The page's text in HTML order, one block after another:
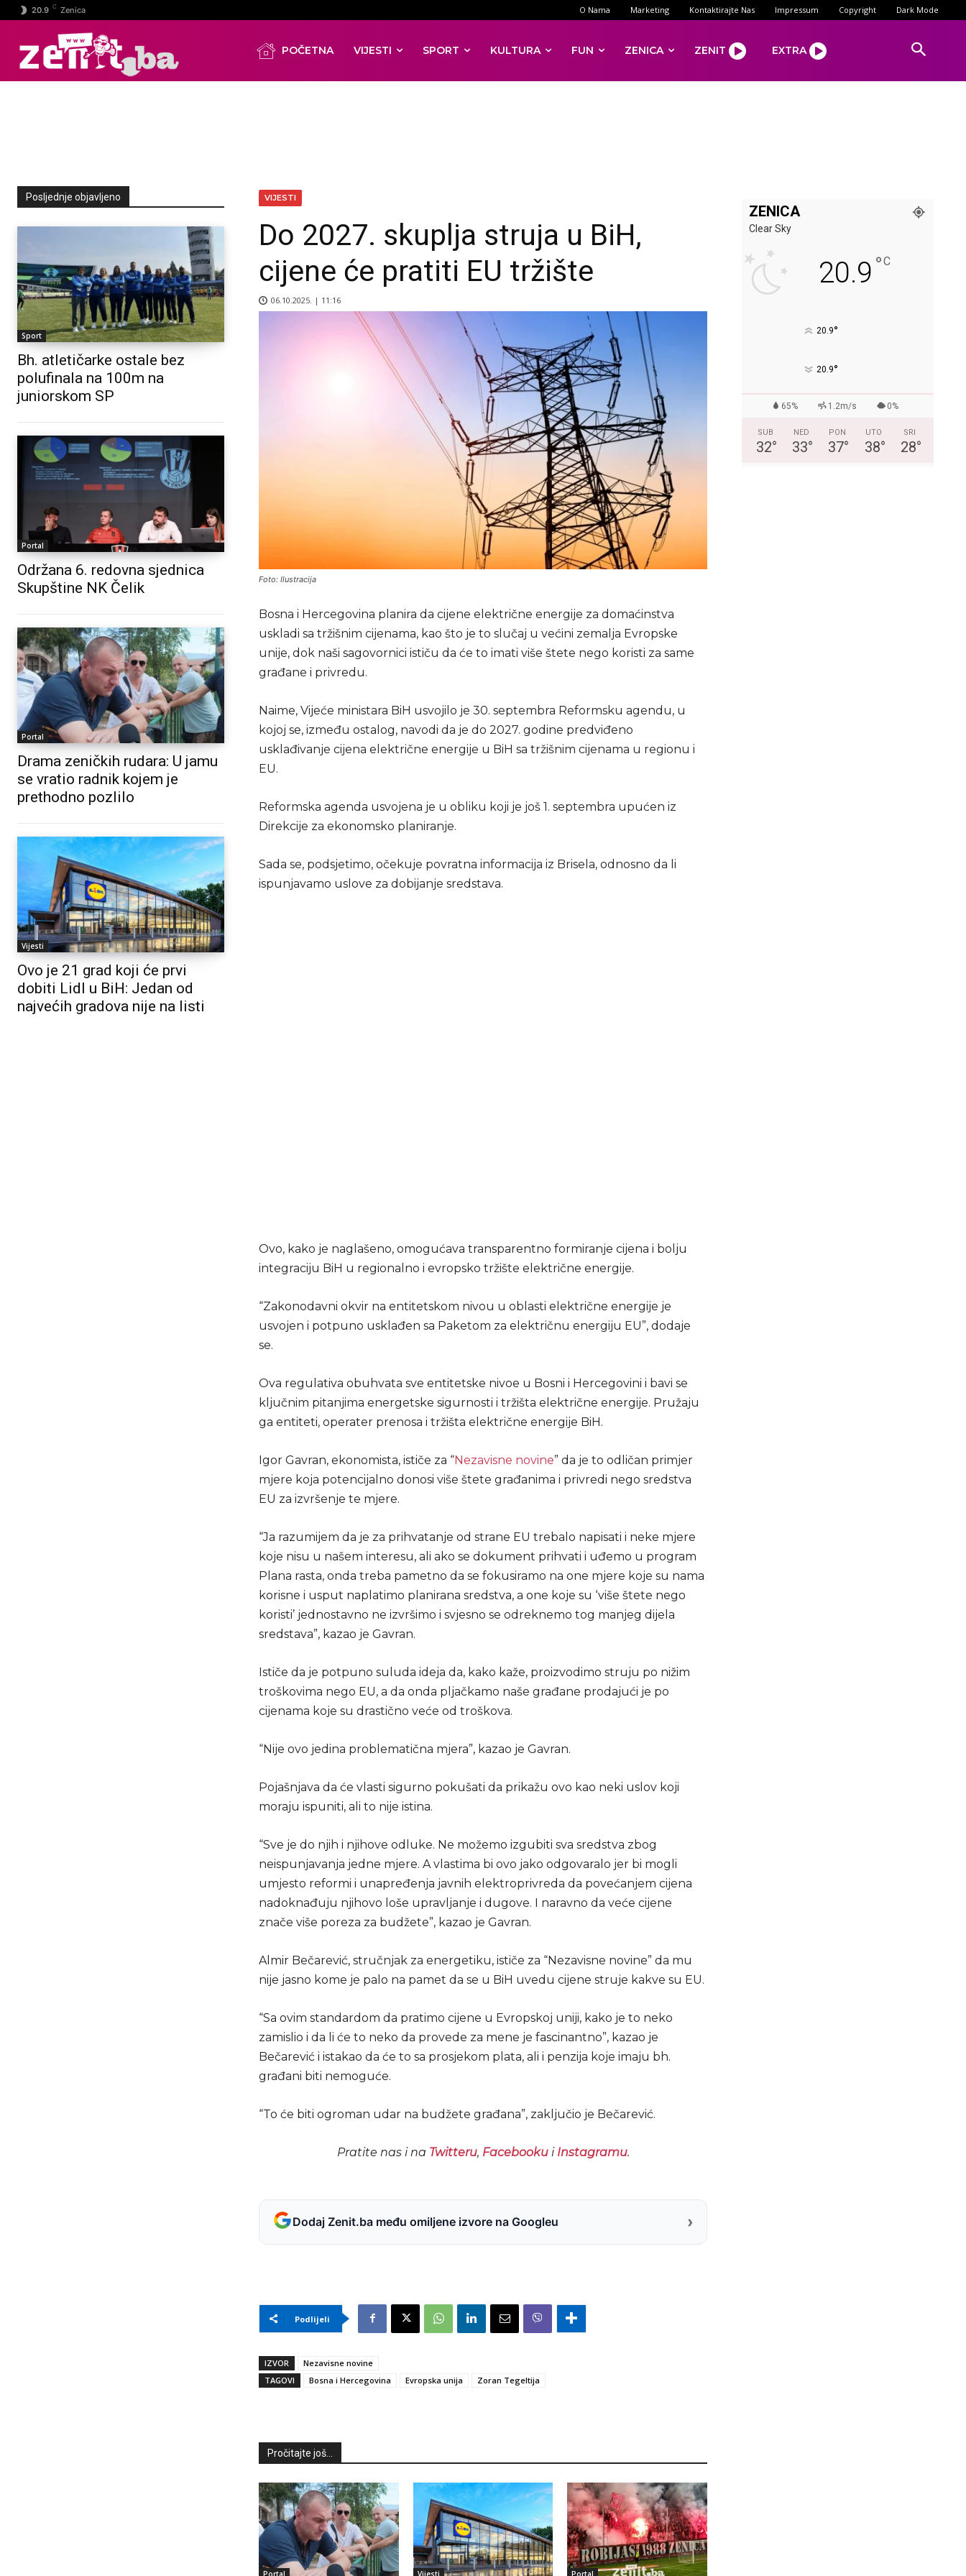
20.9 C Zenica O Nama Marketing Kontaktirajte Nas Impressum Copyright Dark Mode
POČETNA VIJESTI SPORT KULTURA FUN ZENICA ZENIT EXTRA
Posljednje objavljeno
Sport
Bh. atletičarke ostale bez
polufinala na 100m na
juniorskom SP
Portal
Održana 6. redovna sjednica
Skupštine NK Čelik
Portal
Drama zeničkih rudara: U jamu
se vratio radnik kojem je
prethodno pozlilo
Vijesti
Ovo je 21 grad koji će prvi
dobiti Lidl u BiH: Jedan od
najvećih gradova nije na listi
VIJESTI
Do 2027. skuplja struja u BiH,
cijene će pratiti EU tržište
06.10.2025. | 11:16
Foto: Ilustracija
Bosna i Hercegovina planira da cijene električne energije za domaćinstva
uskladi sa tržišnim cijenama, kao što je to slučaj u većini zemalja Evropske
unije, dok naši sagovornici ističu da će to imati više štete nego koristi za same
građane i privredu.
Naime, Vijeće ministara BiH usvojilo je 30. septembra Reformsku agendu, u
kojoj se, između ostalog, navodi da je do 2027. godine predviđeno
usklađivanje cijena električne energije u BiH sa tržišnim cijenama u regionu i
EU.
Reformska agenda usvojena je u obliku koji je još 1. septembra upućen iz
Direkcije za ekonomsko planiranje.
Sada se, podsjetimo, očekuje povratna informacija iz Brisela, odnosno da li
ispunjavamo uslove za dobijanje sredstava.
Ovo, kako je naglašeno, omogućava transparentno formiranje cijena i bolju
integraciju BiH u regionalno i evropsko tržište električne energije.
“Zakonodavni okvir na entitetskom nivou u oblasti električne energije je
usvojen i potpuno usklađen sa Paketom za električnu energiju EU”, dodaje
se.
Ova regulativa obuhvata sve entitetske nivoe u Bosni i Hercegovini i bavi se
ključnim pitanjima energetske sigurnosti i tržišta električne energije. Pružaju
ga entiteti, operater prenosa i tržišta električne energije BiH.
Igor Gavran, ekonomista, ističe za “Nezavisne novine” da je to odličan primjer
mjere koja potencijalno donosi više štete građanima i privredi nego sredstva
EU za izvršenje te mjere.
“Ja razumijem da je za prihvatanje od strane EU trebalo napisati i neke mjere
koje nisu u našem interesu, ali ako se dokument prihvati i uđemo u program
Plana rasta, onda treba pametno da se fokusiramo na one mjere koje su nama
korisne i usput naplatimo planirana sredstva, a one koje su ‘više štete nego
koristi’ jednostavno ne izvršimo i svjesno se odreknemo tog manjeg dijela
sredstava”, kazao je Gavran.
Ističe da je potpuno suluda ideja da, kako kaže, proizvodimo struju po nižim
troškovima nego EU, a da onda pljačkamo naše građane prodajući je po
cijenama koje su drastično veće od troškova.
“Nije ovo jedina problematična mjera”, kazao je Gavran.
Pojašnjava da će vlasti sigurno pokušati da prikažu ovo kao neki uslov koji
moraju ispuniti, ali to nije istina.
“Sve je do njih i njihove odluke. Ne možemo izgubiti sva sredstva zbog
neispunjavanja jedne mjere. A vlastima bi ovo jako odgovaralo jer bi mogli
umjesto reformi i unapređenja javnih elektroprivreda da povećanjem cijena
nadoknađuju njihovo loše upravljanje i dugove. I naravno da veće cijene
znače više poreza za budžete”, kazao je Gavran.
Almir Bečarević, stručnjak za energetiku, ističe za “Nezavisne novine” da mu
nije jasno kome je palo na pamet da se u BiH uvedu cijene struje kakve su EU.
“Sa ovim standardom da pratimo cijene u Evropskoj uniji, kako je to neko
zamislio i da li će to neko da provede za mene je fascinantno”, kazao je
Bečarević i istakao da će to sa prosjekom plata, ali i penzija koje imaju bh.
građani biti nemoguće.
“To će biti ogroman udar na budžete građana”, zaključio je Bečarević.
Pratite nas i na Twitteru, Facebookui Instagramu.
Dodaj Zenit.ba među omiljene izvore na Googleu ›
Podlijeli
IZVOR
Nezavisne novine
TAGOVI
Bosna i Hercegovina Evropska unija Zoran Tegeltija
Pročitajte još...
Portal Vijesti Portal
ZENICA
Clear Sky
20.9 °C
20.9°
20.9°
65% 1.2m/s 0%
SUB
32°
NED
33°
PON
37°
UTO
38°
SRI
28°